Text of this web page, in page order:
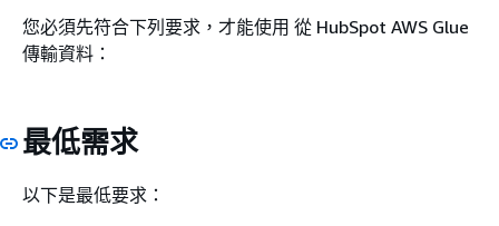
您必須先符合下列要求，才能使用 從 HubSpot AWS Glue
傳輸資料：
最低需求
以下是最低要求：